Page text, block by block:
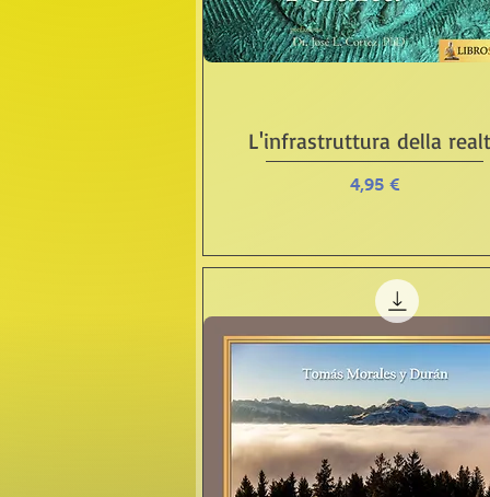
Vista rápida
L'infrastruttura della
Precio
4,95 €